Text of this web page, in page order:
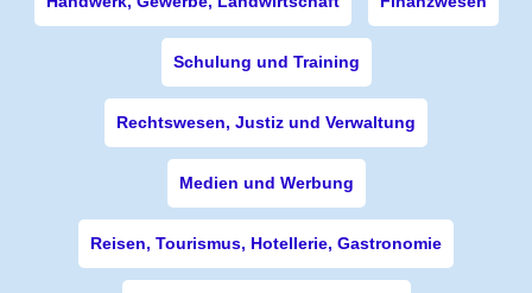
Schulung und Training
Rechtswesen, Justiz und Verwaltung
Medien und Werbung
Reisen, Tourismus, Hotellerie, Gastronomie